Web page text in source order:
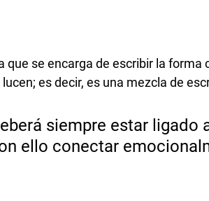
Fundamentos Concept Design
que se encarga de escribir la forma
es decir, es una mezcla de
siempre estar ligado
ello conectar